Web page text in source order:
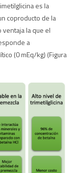
es la
coproducto de la
la que el
a
(0 mEq/kg) (Figura